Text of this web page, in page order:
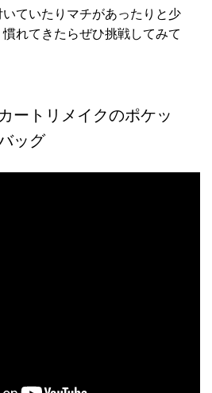
ていたりマチがあったりと少
れてきたらぜひ挑戦してみて
ートリメイクのポケッ
ッグ